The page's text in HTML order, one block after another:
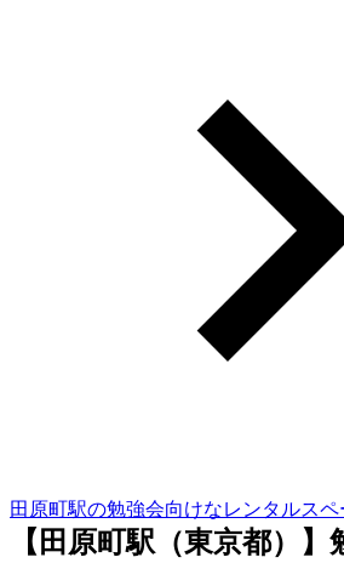
田原町駅の勉強会向けなレンタルスペ
【田原町駅（東京都）